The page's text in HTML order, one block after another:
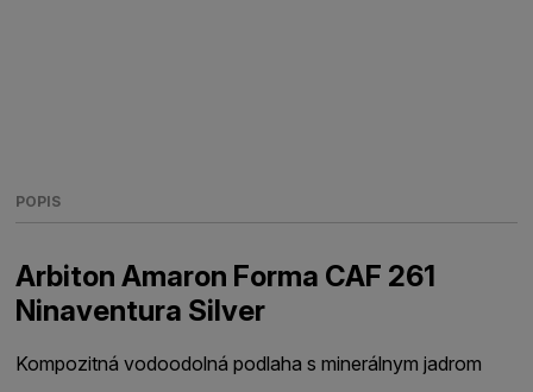
POPIS
Arbiton Amaron Forma CAF 261
Ninaventura Silver
Kompozitná vodoodolná podlaha s minerálnym jadrom